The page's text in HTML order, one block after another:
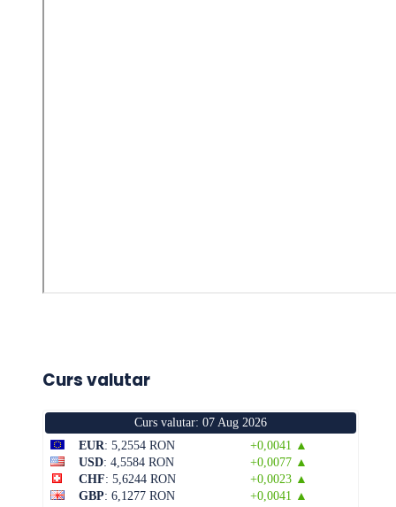
Curs valutar
Curs valutar: 07 Aug 2026
EUR: 5,2554 RON
+0,0041 ▲
USD: 4,5584 RON
+0,0077 ▲
CHF: 5,6244 RON
+0,0023 ▲
GBP: 6,1277 RON +0,0041 ▲